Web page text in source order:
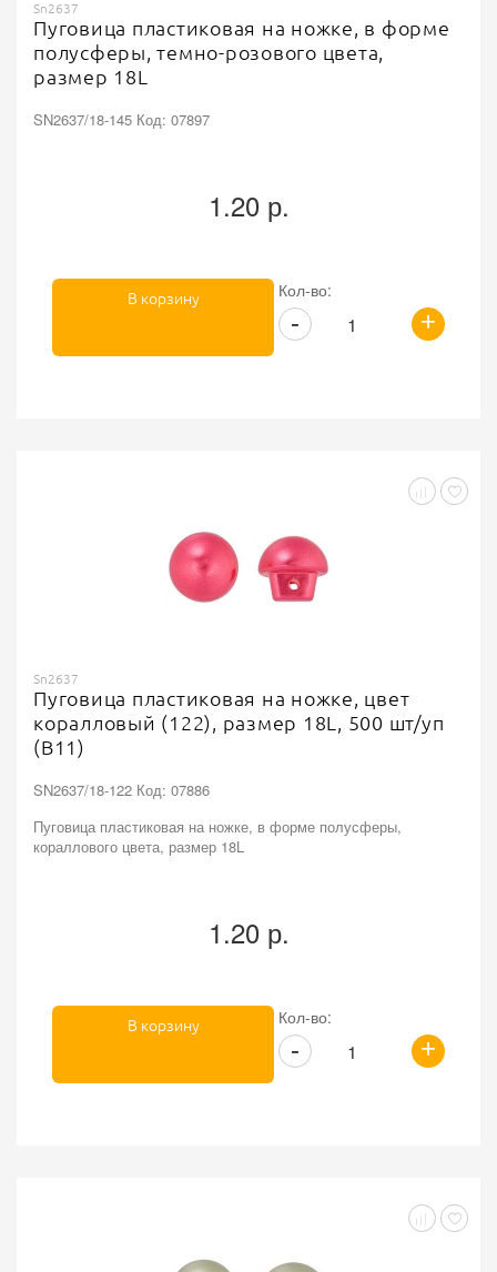
Sn2637
Пуговица пластиковая на ножке, в форме
полусферы, темно-розового цвета,
размер 18L
SN2637/18-145 Код: 07897
1.20 р.
Кол-во:
+
-
В корзину
Sn2637
Пуговица пластиковая на ножке, цвет
коралловый (122), размер 18L, 500 шт/уп
(B11)
SN2637/18-122 Код: 07886
Пуговица пластиковая на ножке, в форме полусферы,
кораллового цвета, размер 18L
1.20 р.
Кол-во:
+
-
В корзину